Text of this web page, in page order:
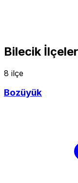
Bilecik
8 ilçe
Bozüyük